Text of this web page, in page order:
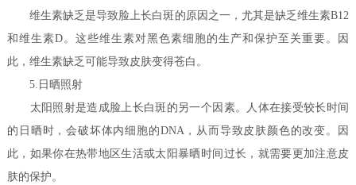
维生素缺乏是导致脸上长白斑的原因之一，尤其是缺乏维生素B12
和维生素D。这些维生素对黑色素细胞的生产和保护至关重要。因
此，维生素缺乏可能导致皮肤变得苍白。
5.日晒照射
太阳照射是造成脸上长白斑的另一个因素。人体在接受较长时间
的日晒时，会破坏体内细胞的DNA，从而导致皮肤颜色的改变。因
此，如果你在热带地区生活或太阳暴晒时间过长，就需要更加注意皮
肤的保护。